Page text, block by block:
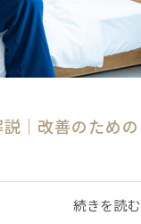
｜改善のための
続きを読む